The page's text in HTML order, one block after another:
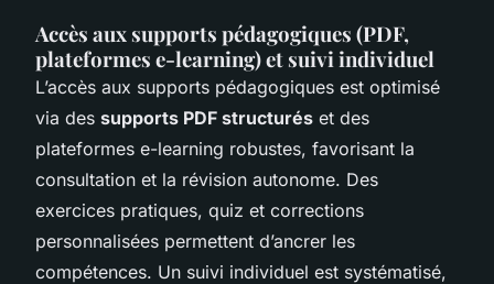
Accès aux supports pédagogiques (PDF,
plateformes e-learning) et suivi individuel
L’accès aux supports pédagogiques est optimisé
via des supports PDF structurés et des
plateformes e-learning robustes, favorisant la
consultation et la révision autonome. Des
exercices pratiques, quiz et corrections
personnalisées permettent d’ancrer les
compétences. Un suivi individuel est systématisé,